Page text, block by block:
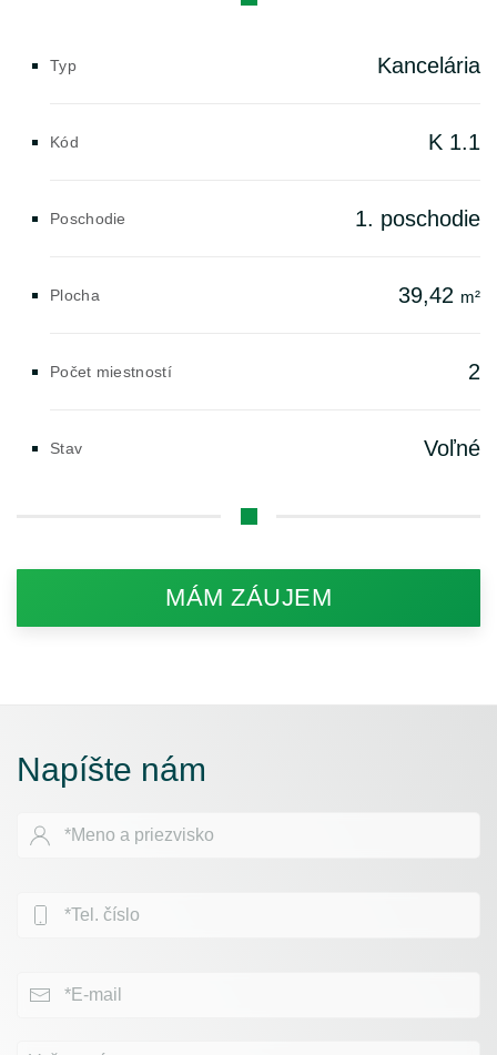
Typ Kancelária
Kód K 1.1
Poschodie 1. poschodie
Plocha 39,42 m²
Počet miestností 2
Stav Voľné
MÁM ZÁUJEM
Napíšte nám